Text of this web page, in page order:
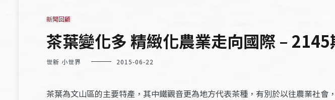
新聞回顧
茶葉變化多 精緻化農業走向國際 – 2145
世新 小世界 2015-06-22
茶葉為文山區的主要特產，其中鐵觀音更為地方代表茶種，有別於以往農業社